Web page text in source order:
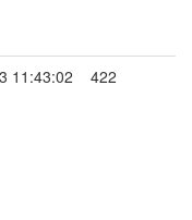
11:43:02 422